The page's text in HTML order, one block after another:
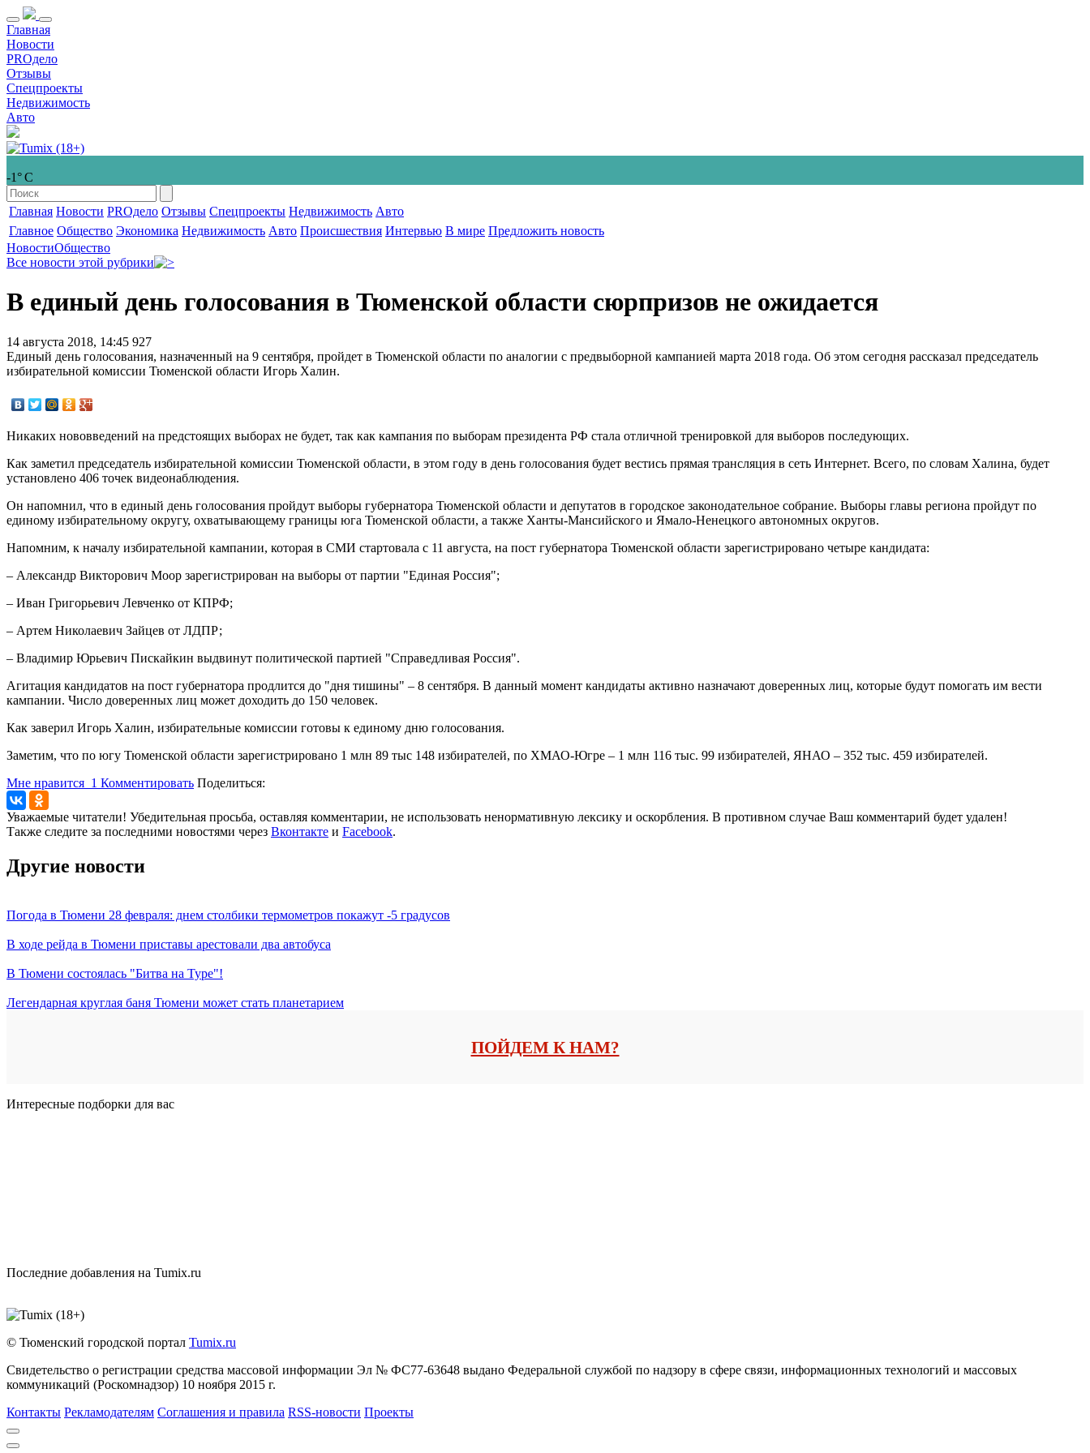
Главная
Новости
PROдело
Отзывы
Спецпроекты
Недвижимость
Авто
-1° С
Главная Новости PROдело Отзывы Спецпроекты Недвижимость Авто
Главное Общество Экономика Недвижимость Авто Происшествия Интервью В мире Предложить новость
НовостиОбщество
Все новости этой рубрики
В единый день голосования в Тюменской области сюрпризов не ожидается
14 августа 2018, 14:45 927
Единый день голосования, назначенный на 9 сентября, пройдет в Тюменской области по аналогии с предвыборной кампанией марта 2018 года. Об этом сегодня рассказал председатель
избирательной комиссии Тюменской области Игорь Халин.
Никаких нововведений на предстоящих выборах не будет, так как кампания по выборам президента РФ стала отличной тренировкой для выборов последующих.
Как заметил председатель избирательной комиссии Тюменской области, в этом году в день голосования будет вестись прямая трансляция в сеть Интернет. Всего, по словам Халина, будет
установлено 406 точек видеонаблюдения.
Он напомнил, что в единый день голосования пройдут выборы губернатора Тюменской области и депутатов в городское законодательное собрание. Выборы главы региона пройдут по
единому избирательному округу, охватывающему границы юга Тюменской области, а также Ханты-Мансийского и Ямало-Ненецкого автономных округов.
Напомним, к началу избирательной кампании, которая в СМИ стартовала с 11 августа, на пост губернатора Тюменской области зарегистрировано четыре кандидата:
– Александр Викторович Моор зарегистрирован на выборы от партии "Единая Россия";
– Иван Григорьевич Левченко от КПРФ;
– Артем Николаевич Зайцев от ЛДПР;
– Владимир Юрьевич Пискайкин выдвинут политической партией "Справедливая Россия".
Агитация кандидатов на пост губернатора продлится до "дня тишины" – 8 сентября. В данный момент кандидаты активно назначают доверенных лиц, которые будут помогать им вести
кампании. Число доверенных лиц может доходить до 150 человек.
Как заверил Игорь Халин, избирательные комиссии готовы к единому дню голосования.
Заметим, что по югу Тюменской области зарегистрировано 1 млн 89 тыс 148 избирателей, по ХМАО-Югре – 1 млн 116 тыс. 99 избирателей, ЯНАО – 352 тыс. 459 избирателей.
Мне нравится 1 Комментировать Поделиться:
Уважаемые читатели! Убедительная просьба, оставляя комментарии, не использовать ненормативную лексику и оскорбления. В противном случае Ваш комментарий будет удален!
Также следите за последними новостями через Вконтакте и Facebook.
Другие новости
Погода в Тюмени 28 февраля: днем столбики термометров покажут -5 градусов
В ходе рейда в Тюмени приставы арестовали два автобуса
В Тюмени состоялась "Битва на Туре"!
Легендарная круглая баня Тюмени может стать планетарием
ПОЙДЕМ К НАМ?
Интересные подборки для вас
Последние добавления на Tumix.ru
© Тюменский городской портал Tumix.ru
Свидетельство о регистрации средства массовой информации Эл № ФС77-63648 выдано Федеральной службой по надзору в сфере связи, информационных технологий и массовых
коммуникаций (Роскомнадзор) 10 ноября 2015 г.
Контакты Рекламодателям Соглашения и правила RSS-новости Проекты